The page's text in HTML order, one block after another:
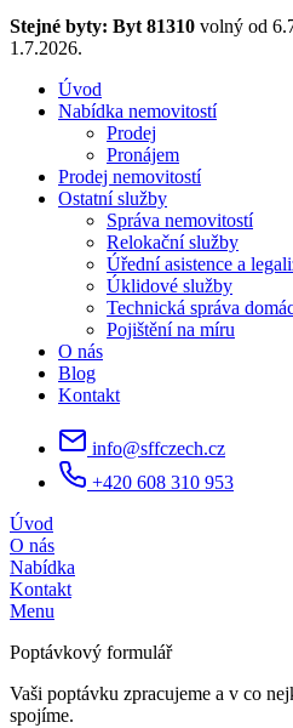
Stejné byty: Byt 81310 volný od
1.7.2026.
Úvod
Nabídka nemovitostí
Prodej
Pronájem
Prodej nemovitostí
Ostatní služby
Správa nemovitostí
Relokační služby
Úřední asistence a
Úklidové služby
Technická správa
Pojištění na míru
O nás
Blog
Kontakt
info@sffczech.cz
+420 608 310 953
Úvod
O nás
Nabídka
Kontakt
Menu
Poptávkový formulář
Vaši poptávku zpracujeme a v co
spojíme.